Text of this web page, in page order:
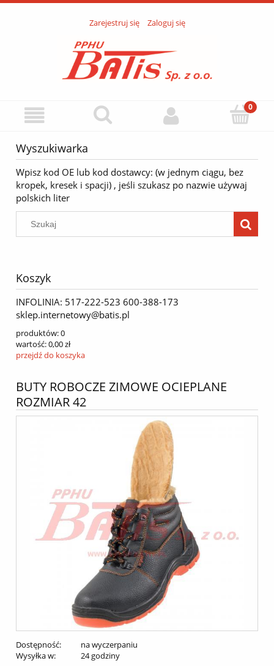
Zarejestruj się Zaloguj się
Wyszukiwarka
Wpisz kod OE lub kod dostawcy: (w jednym ciągu, bez
kropek, kresek i spacji) , jeśli szukasz po nazwie używaj
polskich liter
Koszyk
INFOLINIA: 517-222-523 600-388-173
sklep.internetowy@batis.pl
produktów:0
wartość:0,00 zł
przejdź do koszyka
BUTY ROBOCZE ZIMOWE OCIEPLANE
ROZMIAR 42
Dostępność:
na wyczerpaniu
Wysyłka w:
24 godziny